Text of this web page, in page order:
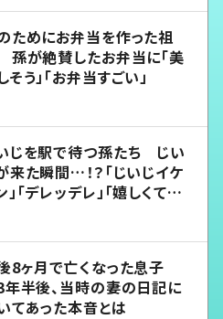
ためにお弁当を作った祖
が絶賛したお弁当に「美
そう」「お弁当すごい」
じを駅で待つ孫たち じい
来た瞬間…！？「じいじイケ
」「デレッデレ」「嬉しくて可
8ヶ月で亡くなった息子
半後、当時の妻の日記に
てあった本音とは